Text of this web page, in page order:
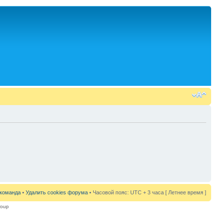
• Удалить cookies форума • Часовой пояс: UTC + 3 часа [ Летнее время ]